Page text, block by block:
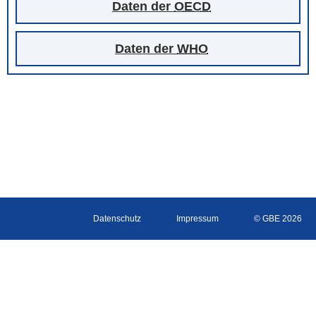
Daten der OECD
Daten der WHO
Datenschutz Impressum © GBE 2026